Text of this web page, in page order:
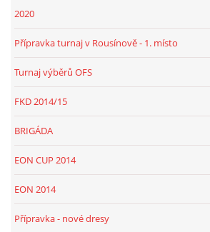
2020
Přípravka turnaj v Rousínově - 1. místo
Turnaj výběrů OFS
FKD 2014/15
BRIGÁDA
EON CUP 2014
EON 2014
Přípravka - nové dresy